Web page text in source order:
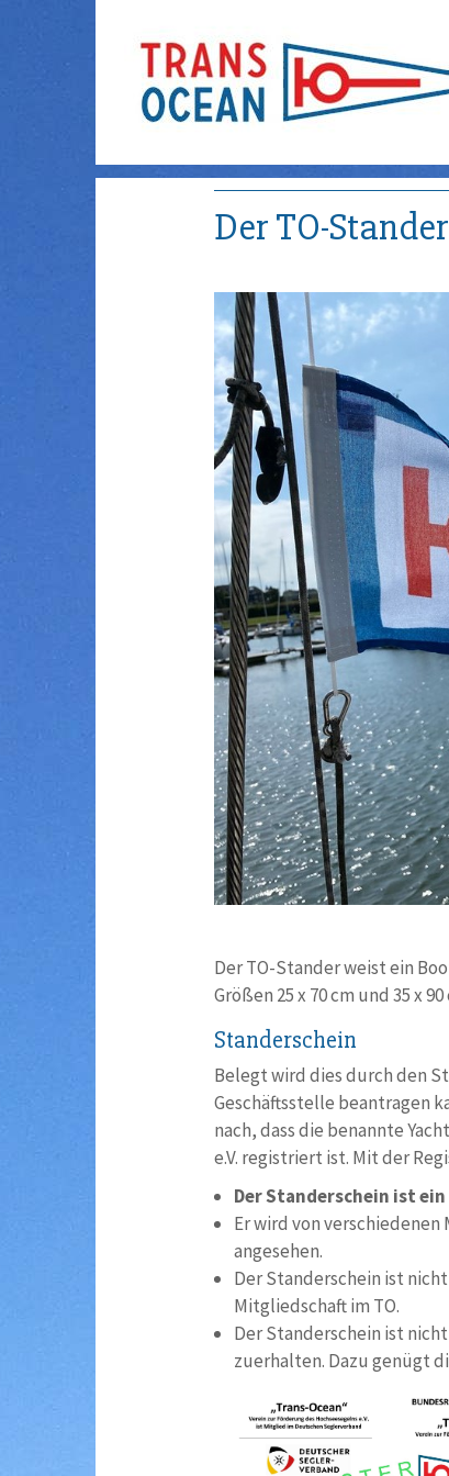
Der TO-Stander
Der TO-Stander weist ein
Größen 25 x 70 cm und 35 x
Standerschein
Belegt wird dies durch den
Geschäftsstelle beantragen
nach, dass die benannte
e.V. registriert ist. Mit der
Der Standerschein ist
Er wird von verschiedenen
angesehen.
Der Standerschein ist
Mitgliedschaft im TO.
Der Standerschein ist
zuerhalten. Dazu genügt